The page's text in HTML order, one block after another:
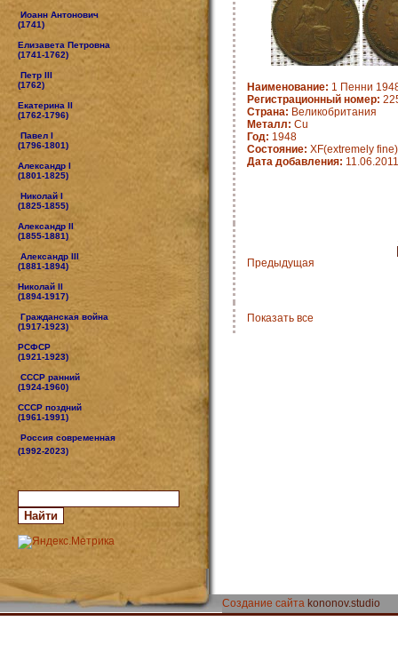
Иоанн Антонович
(1741)
Елизавета Петровна
(1741-1762)
Петр III
(1762)
Екатерина II
(1762-1796)
Павел I
(1796-1801)
Александр I
(1801-1825)
Николай I
(1825-1855)
Александр II
(1855-1881)
Александр III
(1881-1894)
Николай II
(1894-1917)
Гражданская война
(1917-1923)
РСФСР
(1921-1923)
СССР ранний
(1924-1960)
СССР поздний
(1961-1991)
Россия современная
(1992-2023)
Наименование: 1 Пенни
Регистрационный номер:
Страна: Великобритания
Металл: Cu
Год: 1948
Состояние: XF(extremely fine)
Дата добавления: 11.06.2011
Предыдущая
Показать все
Создание сайта kononov.studio